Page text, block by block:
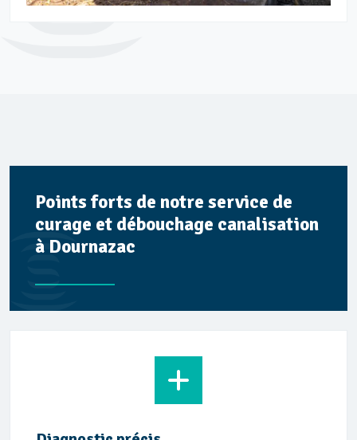
Points forts de notre service de
curage et débouchage canalisation
à Dournazac